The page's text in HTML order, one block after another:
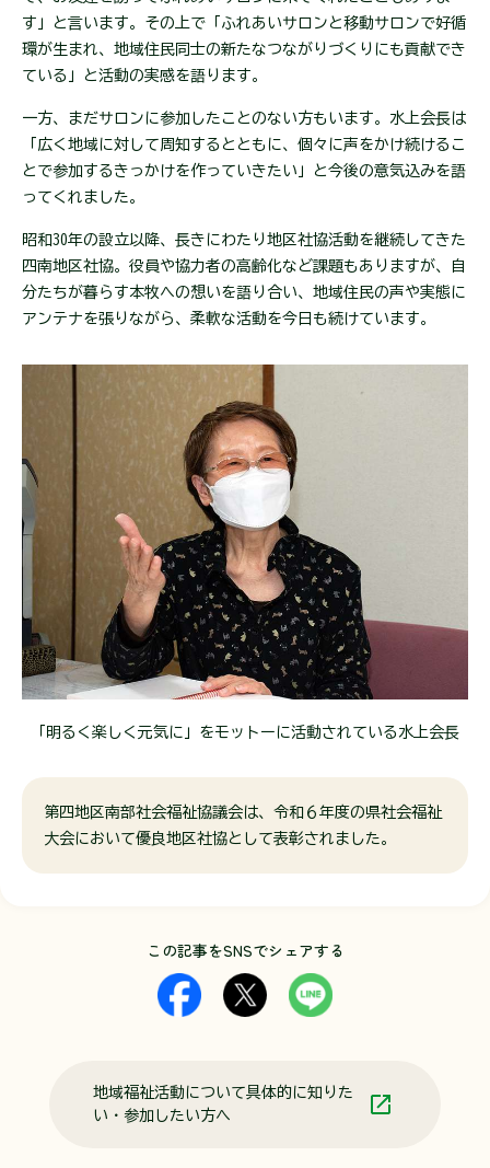
す」と言います。その上で「ふれあいサロンと移動サロンで好循
環が生まれ、地域住民同士の新たなつながりづくりにも貢献でき
ている」と活動の実感を語ります。
一方、まだサロンに参加したことのない方もいます。水上会長は
「広く地域に対して周知するとともに、個々に声をかけ続けるこ
とで参加するきっかけを作っていきたい」と今後の意気込みを語
ってくれました。
昭和30年の設立以降、長きにわたり地区社協活動を継続してきた
四南地区社協。役員や協力者の高齢化など課題もありますが、自
分たちが暮らす本牧への想いを語り合い、地域住民の声や実態に
アンテナを張りながら、柔軟な活動を今日も続けています。
「明るく楽しく元気に」をモットーに活動されている水上会長
第四地区南部社会福祉協議会は、令和６年度の県社会福祉
大会において優良地区社協として表彰されました。
この記事をSNSでシェアする
地域福祉活動について具体的に知りた
い・参加したい方へ